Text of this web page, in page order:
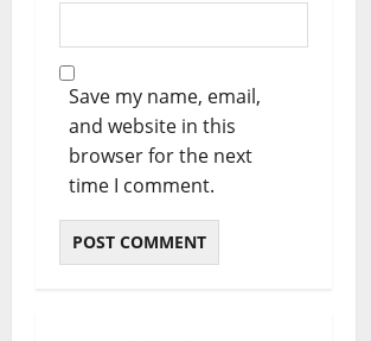
Save my name, email,
and website in this
browser for the next
time I comment.